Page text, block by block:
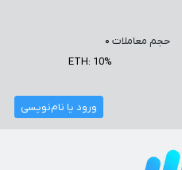
حجم معاملات ۰
ETH: 10%
ورود یا نام‌نویسی